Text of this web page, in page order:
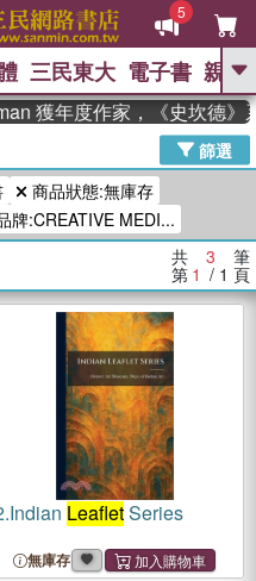
5
GO
高希均教授回憶錄
Odyssey 、 父親節 、 花開錦
暑期推薦 、 方念華 、
代 、 數學女孩：黎曼猜想
的迷走神經 、 如果歷史是一
三民東大 電子書 親子
獲年度作家，《史坎德》
篩選
商品狀態:無庫存
牌:CREATIVE MEDI...
共 3 筆
第 1 / 1 頁
Indian LeafletSeries
無庫存